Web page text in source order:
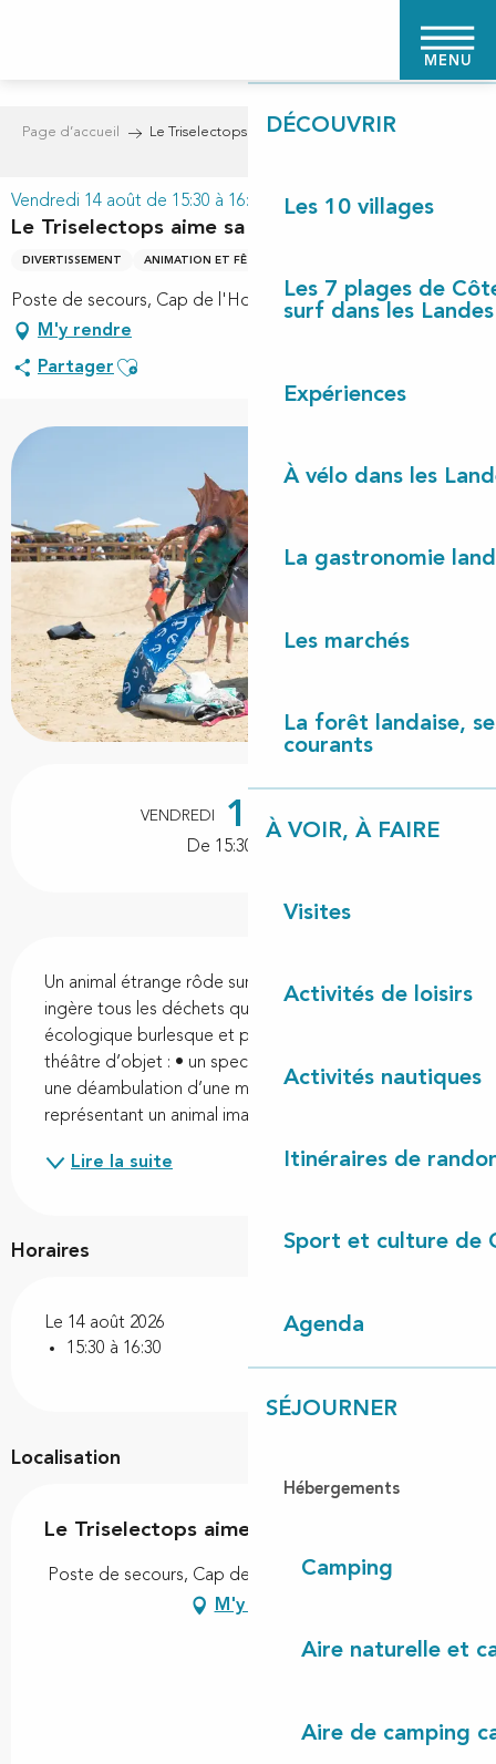
MENU
PAGE D'ACCUEIL
DÉCOUVRIR
Les 10 villages
Les 7 plages de
surf dans les Landes
Expériences
À vélo dans les
La gastronomie
Les marchés
La forêt landaise,
courants
À VOIR, À FAIRE
Visites
Activités de loisirs
Activités nautiques
Itinéraires de
Sport et culture de
Agenda
SÉJOURNER
Hébergements
Camping
Aire naturelle et
Aire de camping
Page d’accueil Le Triselectops aime sa plage
Vendredi 14 août de 15:30 à 16:30
Le Triselectops aime sa plage
DIVERTISSEMENT ANIMATION ET FÊTE LOCALE
Poste de secours, Cap de l'Homy, 40170 Lit-et-Mixe
M'y rendre
Partager Ajouter aux favoris
VENDREDI 14
De 15:30 à 16:30
Un animal étrange rôde sur les plages landaises et
ingère tous les déchets qu'il trouve... Une fable
écologique burlesque et poétique basée sur le
théâtre d’objet : • un spectacle visuel avant tout, •
une déambulation d’une marionnette géante,
représentant un animal imaginaire se nourrissant de...
Lire la suite
Horaires
Le 14 août 2026
15:30 à 16:30
Localisation
Le Triselectops aime sa plage
Poste de secours, Cap de l'Homy, 40170 Lit-et-Mixe
M'y rendre